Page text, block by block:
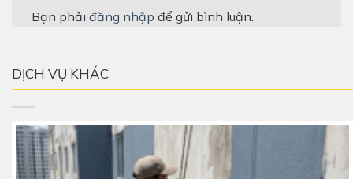
Bạn phải đăng nhập để gửi bình luận.
DỊCH VỤ KHÁC